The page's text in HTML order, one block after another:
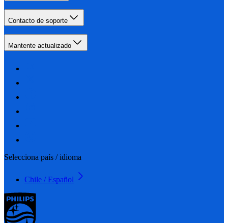
Contacto de soporte
Mantente actualizado
Selecciona país / idioma
Chile / Español